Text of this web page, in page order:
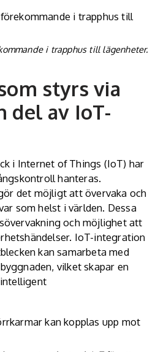
i trapphus till lägenheter.
styrs via
del av IoT-
i Internet of Things (IoT) har
hanteras.
det möjligt att övervaka och
som helst i världen. Dessa
och möjlighet att
IoT-integration
kan samarbeta med
vilket skapar en